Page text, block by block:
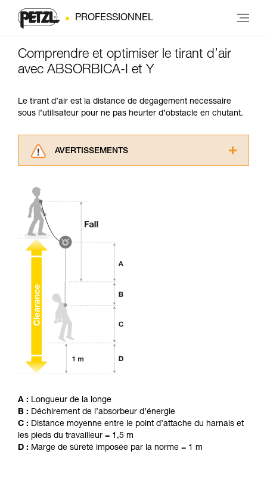
PROFESSIONNEL
Comprendre et optimiser le tirant d’air
avec ABSORBICA-I et Y
Le tirant d’air est la distance de dégagement nécessaire
sous l’utilisateur pour ne pas heurter d’obstacle en chutant.
AVERTISSEMENTS
pouvoir comprendre ce complément
Maîtriser ces techniques nécessite une
avec un professionnel votre capacité à refaire
la manipulation, seul, en toute sécurité, avant
de la reproduire en autonomie.
Nous donnons des exemples de techniques
liées à votre activité. Il peut en exister d’autres
que nous ne décrivons pas ici.
A : Longueur de la longe
B : Déchirement de l’absorbeur d’énergie
C : Distance moyenne entre le point d’attache du harnais et
les pieds du travailleur = 1,5 m
D : Marge de sûreté imposée par la norme = 1 m